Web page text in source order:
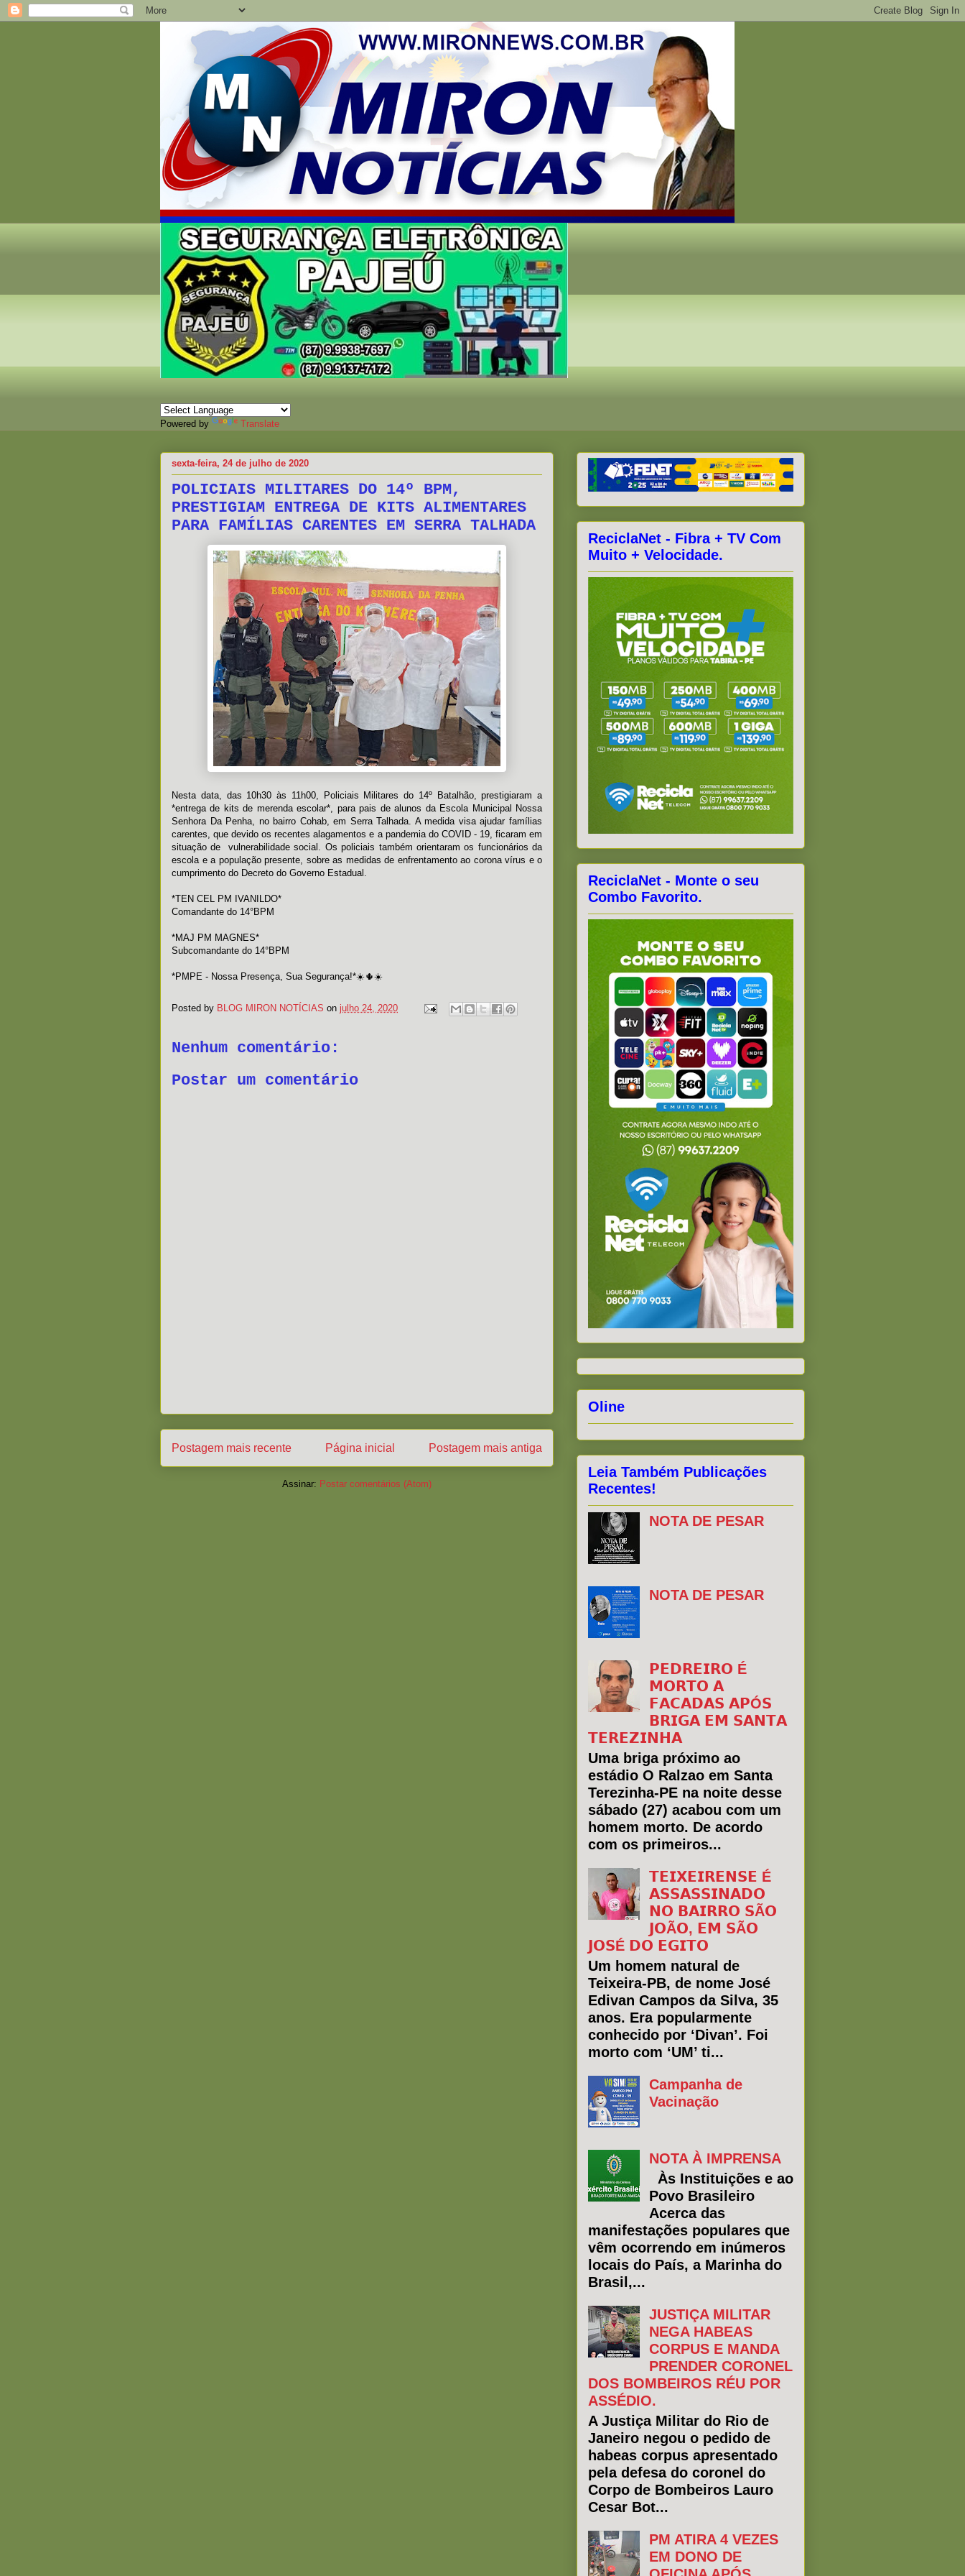
Powered by Translate
sexta-feira, 24 de julho de 2020
POLICIAIS MILITARES DO 14º BPM,
PRESTIGIAM ENTREGA DE KITS ALIMENTARES
PARA FAMÍLIAS CARENTES EM SERRA TALHADA
Nesta data, das 10h30 às 11h00, Policiais Militares do 14º Batalhão, prestigiaram a
*entrega de kits de merenda escolar*, para pais de alunos da Escola Municipal Nossa
Senhora Da Penha, no bairro Cohab, em Serra Talhada. A medida visa ajudar famílias
carentes, que devido os recentes alagamentos e a pandemia do COVID - 19, ficaram em
situação de vulnerabilidade social. Os policiais também orientaram os funcionários da
escola e a população presente, sobre as medidas de enfrentamento ao corona vírus e o
cumprimento do Decreto do Governo Estadual.
*TEN CEL PM IVANILDO*
Comandante do 14°BPM
*MAJ PM MAGNES*
Subcomandante do 14°BPM
*PMPE - Nossa Presença, Sua Segurança!*☀️🌵☀️
Posted by BLOG MIRON NOTÍCIAS on julho 24, 2020
Nenhum comentário:
Postar um comentário
Postagem mais recente Postagem mais antiga
Página inicial
Assinar: Postar comentários (Atom)
ReciclaNet - Fibra + TV Com
Muito + Velocidade.
ReciclaNet - Monte o seu
Combo Favorito.
Oline
Leia Também Publicações
Recentes!
NOTA DE PESAR
NOTA DE PESAR
𝗣𝗘𝗗𝗥𝗘𝗜𝗥𝗢 É
𝗠𝗢𝗥𝗧𝗢 𝗔
𝗙𝗔𝗖𝗔𝗗𝗔𝗦 𝗔𝗣Ó𝗦
𝗕𝗥𝗜𝗚𝗔 𝗘𝗠 𝗦𝗔𝗡𝗧𝗔
𝗧𝗘𝗥𝗘𝗭𝗜𝗡𝗛𝗔
Uma briga próximo ao
estádio O Ralzao em Santa
Terezinha-PE na noite desse
sábado (27) acabou com um
homem morto. De acordo
com os primeiros...
𝗧𝗘𝗜𝗫𝗘𝗜𝗥𝗘𝗡𝗦𝗘 É
𝗔𝗦𝗦𝗔𝗦𝗦𝗜𝗡𝗔𝗗𝗢
𝗡𝗢 𝗕𝗔𝗜𝗥𝗥𝗢 𝗦Ã𝗢
𝗝𝗢Ã𝗢, 𝗘𝗠 𝗦Ã𝗢
𝗝𝗢𝗦É 𝗗𝗢 𝗘𝗚𝗜𝗧𝗢
Um homem natural de
Teixeira-PB, de nome José
Edivan Campos da Silva, 35
anos. Era popularmente
conhecido por ‘Divan’. Foi
morto com ‘UM’ ti...
Campanha de
Vacinação
NOTA À IMPRENSA
Às Instituições e ao
Povo Brasileiro
Acerca das
manifestações populares que
vêm ocorrendo em inúmeros
locais do País, a Marinha do
Brasil,...
JUSTIÇA MILITAR
NEGA HABEAS
CORPUS E MANDA
PRENDER CORONEL
DOS BOMBEIROS RÉU POR
ASSÉDIO.
A Justiça Militar do Rio de
Janeiro negou o pedido de
habeas corpus apresentado
pela defesa do coronel do
Corpo de Bombeiros Lauro
Cesar Bot...
PM ATIRA 4 VEZES
EM DONO DE